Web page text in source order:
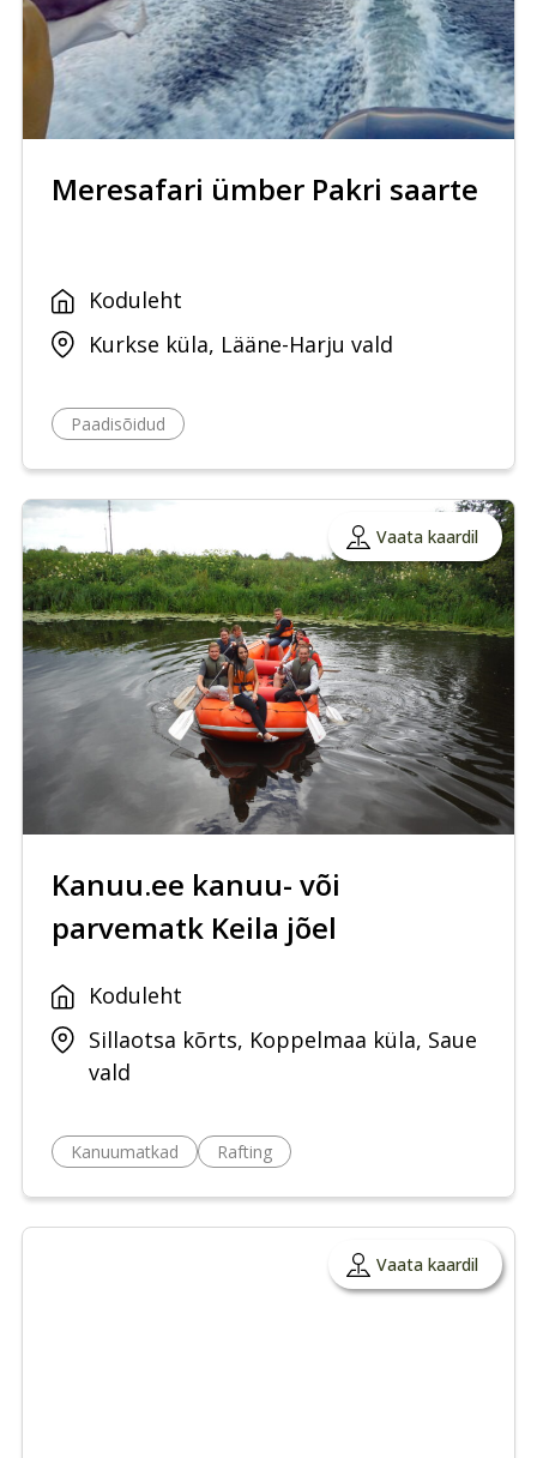
Meresafari ümber Pakri saarte
Koduleht
Kurkse küla, Lääne-Harju vald
Paadisõidud
Vaata kaardil
Kanuu.ee kanuu- või
parvematk Keila jõel
Koduleht
Sillaotsa kõrts, Koppelmaa küla, Saue
vald
Kanuumatkad Rafting
Vaata kaardil